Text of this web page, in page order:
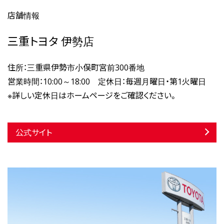
店舗情報
三重トヨタ 伊勢店
住所：三重県伊勢市小俣町宮前300番地
営業時間：10:00～18:00 定休日：毎週月曜日・第1火曜日
※詳しい定休日はホームページをご確認ください。
公式サイト